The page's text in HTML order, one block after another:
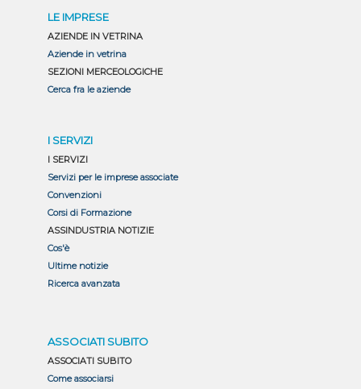
LE IMPRESE
AZIENDE IN VETRINA
Aziende in vetrina
SEZIONI MERCEOLOGICHE
Cerca fra le aziende
I SERVIZI
I SERVIZI
Servizi per le imprese associate
Convenzioni
Corsi di Formazione
ASSINDUSTRIA NOTIZIE
Cos'è
Ultime notizie
Ricerca avanzata
ASSOCIATI SUBITO
ASSOCIATI SUBITO
Come associarsi